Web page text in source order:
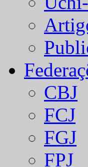
CBJ
FCJ
FGJ
FPJ